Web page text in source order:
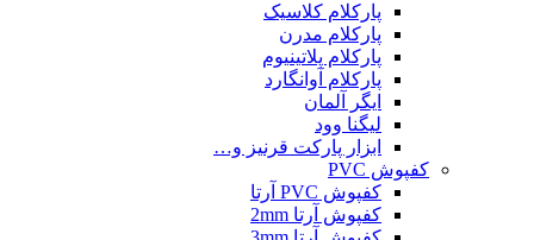
پارکلام کلاسیک
پارکلام مدرن
پارکلام پلاتینیوم
پارکلام آوانگارد
ایگر آلمان
لیگنا وود
ابزار پارکت قرنیز و…
کفپوش PVC
کفپوش PVC آرتا
کفپوش آرتا 2mm